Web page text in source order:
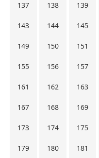
137 138 139
143 144 145
149 150 151
155 156 157
161 162 163
167 168 169
173 174 175
179 180 181